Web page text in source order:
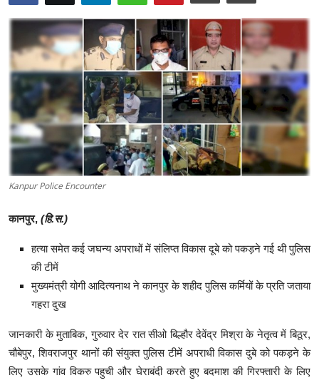
मनोरंजन
गैलरी
Kanpur Police Encounter
कानपुर, (हि.स.)
हत्या समेत कई जघन्य अपराधों में संलिप्त विकास दूबे को पकड़ने गई थी पुलिस
की टीमें
मुख्यमंत्री योगी आदित्यनाथ ने कानपुर के शहीद पुलिस कर्मियों के प्रति जताया
गहरा दुख
जानकारी के मुताबिक, गुरुवार देर रात सीओ बिल्हौर देवेंद्र मिश्रा के नेतृत्व में बिठूर,
चौबेपुर, शिवराजपुर थानों की संयुक्त पुलिस टीमें अपराधी विकास दुबे को पकड़ने के
लिए उसके गांव विकरु पहुची और घेराबंदी करते हुए बदमाश की गिरफ्तारी के लिए